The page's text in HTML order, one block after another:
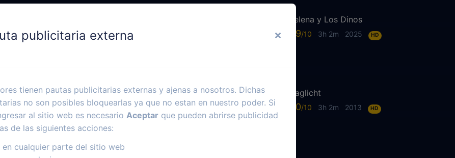
Selena y Los Dinos
7.9 3h 2m 2025 HD
Daglicht
7.0 3h 2m 2013 HD
publicitaria externa
tienen pautas publicitarias externas y ajenas a nosotros. Dichas
no son posibles bloquearlas ya que no estan en nuestro poder. Si
al sitio web es necesario Aceptar que pueden abrirse publicidad
de las siguientes acciones:
cualquier parte del sitio web